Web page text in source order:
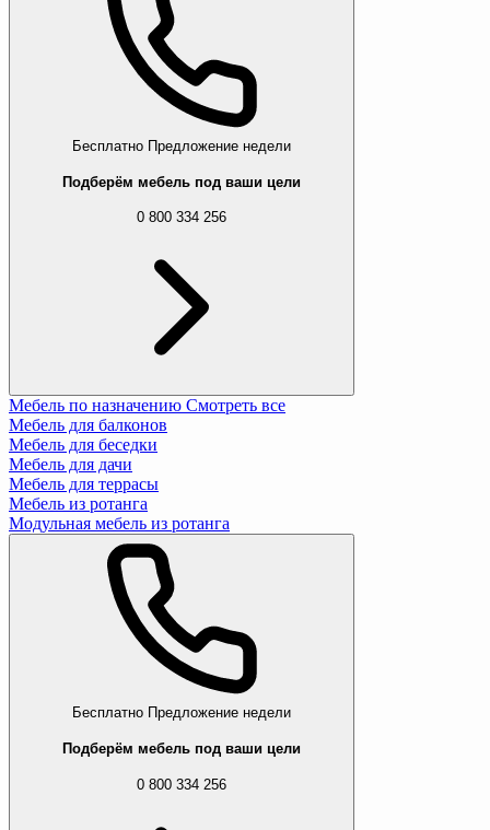
Бесплатно Предложение недели
Подберём мебель под ваши цели
0 800 334 256
Мебель по назначению Смотреть все
Мебель для балконов
Мебель для беседки
Мебель для дачи
Мебель для террасы
Мебель из ротанга
Модульная мебель из ротанга
Бесплатно Предложение недели
Подберём мебель под ваши цели
0 800 334 256